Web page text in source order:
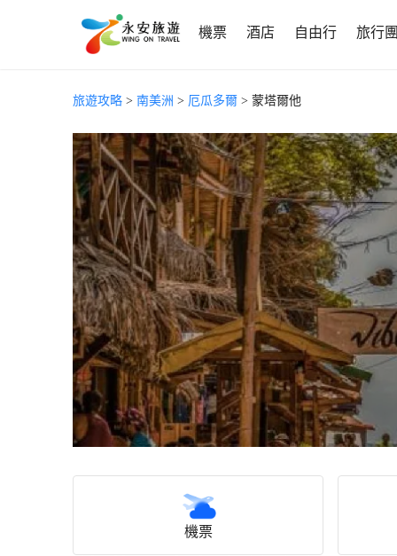
機票 酒店 自由行 旅行
旅遊攻略 > 南美洲 > 厄瓜多爾 > 蒙塔爾他
機票